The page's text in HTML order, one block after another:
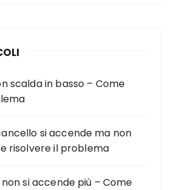
scalda in basso – Come
si accende ma non
risolvere il problema
si accende più – Come